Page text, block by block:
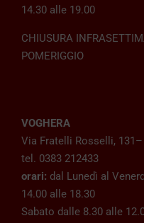
14.30 alle 19.00
CHIUSURA
POMERIGGIO
VOGHERA
Via Fratelli Rosselli,
tel. 0383 212433
orari: dal Lunedì al
14.00 alle 18.30
Sabato dalle 8.30 alle